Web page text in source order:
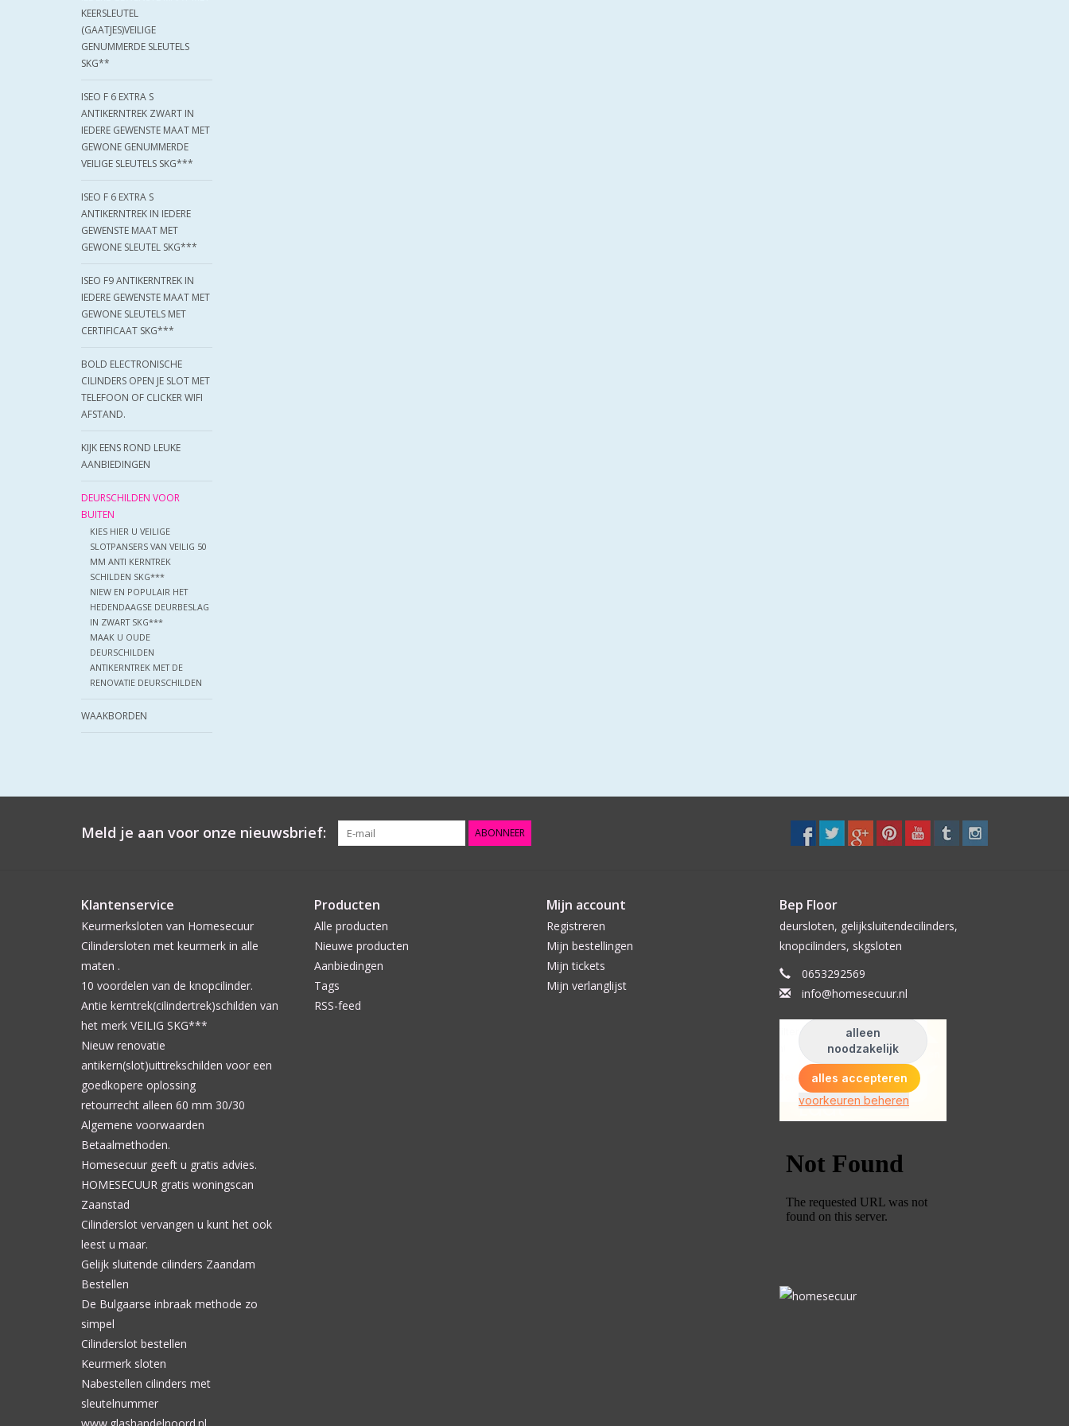
KEERSLEUTEL
(GAATJES)VEILIGE
GENUMMERDE SLEUTELS
SKG**
ISEO F 6 EXTRA S
ANTIKERNTREK ZWART IN
IEDERE GEWENSTE MAAT MET
GEWONE GENUMMERDE
VEILIGE SLEUTELS SKG***
ISEO F 6 EXTRA S
ANTIKERNTREK IN IEDERE
GEWENSTE MAAT MET
GEWONE SLEUTEL SKG***
ISEO F9 ANTIKERNTREK IN
IEDERE GEWENSTE MAAT MET
GEWONE SLEUTELS MET
CERTIFICAAT SKG***
BOLD ELECTRONISCHE
CILINDERS OPEN JE SLOT MET
TELEFOON OF CLICKER WIFI
AFSTAND.
KIJK EENS ROND LEUKE
AANBIEDINGEN
DEURSCHILDEN VOOR
BUITEN
KIES HIER U VEILIGE
SLOTPANSERS VAN VEILIG 50
MM ANTI KERNTREK
SCHILDEN SKG***
NIEW EN POPULAIR HET
HEDENDAAGSE DEURBESLAG
IN ZWART SKG***
MAAK U OUDE
DEURSCHILDEN
ANTIKERNTREK MET DE
RENOVATIE DEURSCHILDEN
WAAKBORDEN
Meld je aan voor onze nieuwsbrief: ABONNEER
Klantenservice
Keurmerksloten van Homesecuur
Cilindersloten met keurmerk in alle
maten .
10 voordelen van de knopcilinder.
Antie kerntrek(cilindertrek)schilden van
het merk VEILIG SKG***
Nieuw renovatie
antikern(slot)uittrekschilden voor een
goedkopere oplossing
retourrecht alleen 60 mm 30/30
Algemene voorwaarden
Betaalmethoden.
Homesecuur geeft u gratis advies.
HOMESECUUR gratis woningscan
Zaanstad
Cilinderslot vervangen u kunt het ook
leest u maar.
Gelijk sluitende cilinders Zaandam
Bestellen
De Bulgaarse inbraak methode zo
simpel
Cilinderslot bestellen
Keurmerk sloten
Nabestellen cilinders met
sleutelnummer
Producten
Alle producten
Nieuwe producten
Aanbiedingen
Tags
RSS-feed
Mijn account
Registreren
Mijn bestellingen
Mijn tickets
Mijn verlanglijst
Bep Floor
deursloten, gelijksluitendecilinders,
knopcilinders, skgsloten
0653292569
info@homesecuur.nl